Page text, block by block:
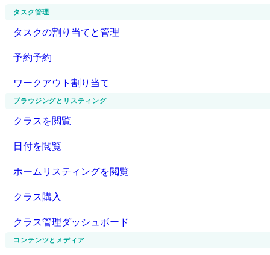
タスク管理
タスクの割り当てと管理
予約予約
ワークアウト割り当て
ブラウジングとリスティング
クラスを閲覧
日付を閲覧
ホームリスティングを閲覧
クラス購入
クラス管理ダッシュボード
コンテンツとメディア